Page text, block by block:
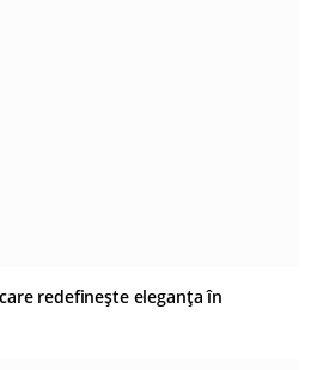
redefinește eleganța în